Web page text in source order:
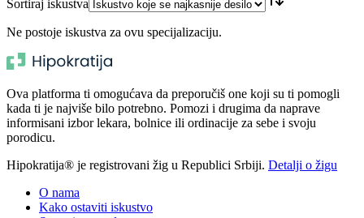
Sortiraj iskustva
Ne postoje iskustva za ovu specijalizaciju.
Ova platforma ti omogućava da preporučiš one koji su ti pomogli
kada ti je najviše bilo potrebno. Pomozi i drugima da naprave
informisani izbor lekara, bolnice ili ordinacije za sebe i svoju
porodicu.
Hipokratija® je registrovani žig u Republici Srbiji. Detalji o žigu
O nama
Kako ostaviti iskustvo